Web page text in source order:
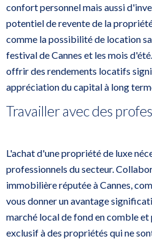
confort personnel mais aussi
potentiel de revente de la
comme la possibilité de location
festival de Cannes et les mois
offrir des rendements locatifs
appréciation du capital à long
Travailler avec des
L'achat d'une propriété de luxe
professionnels du secteur.
immobilière réputée à Cannes,
vous donner un avantage
marché local de fond en comble
exclusif à des propriétés qui ne